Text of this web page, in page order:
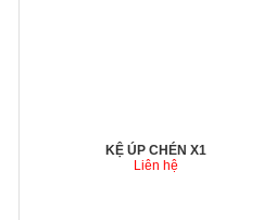
KỆ ÚP CHÉN X1
Liên hệ